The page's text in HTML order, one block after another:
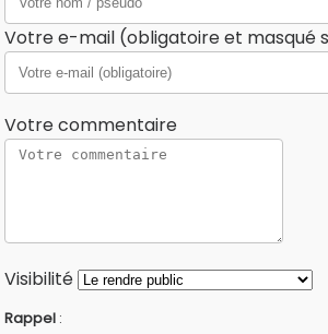
Votre e-mail (obligatoire et masqué
Votre commentaire
Visibilité
Rappel :